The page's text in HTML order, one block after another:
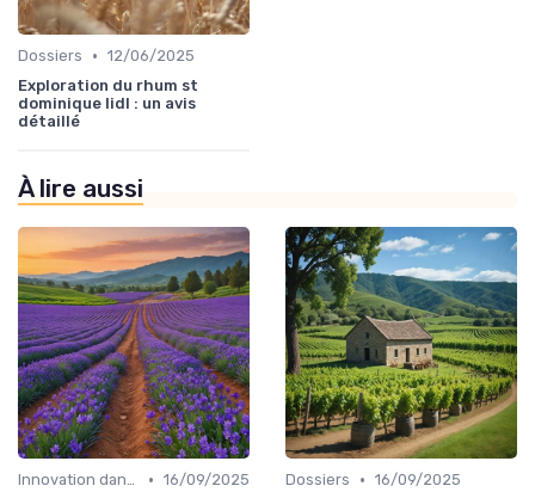
Dossiers • 12/06/2025
Exploration du rhum st
dominique lidl : un avis
détaillé
À lire aussi
Innovation dans la food • 16/09/2025
Dossiers • 16/09/2025